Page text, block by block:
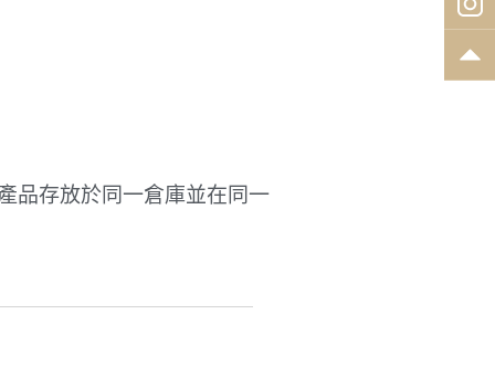
品存放於同一倉庫並在同一